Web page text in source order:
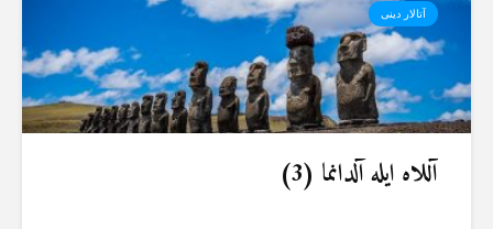
آتالار دینی
آللاە ایلە آلدانما (3)